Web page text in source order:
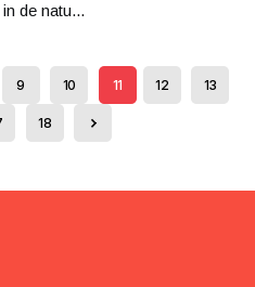
de natu...
9 10 11 12 13
18